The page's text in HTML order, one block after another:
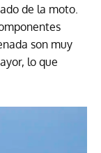
de la moto.
son muy
lo que